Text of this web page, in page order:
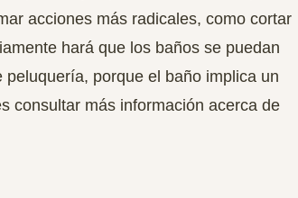
acciones más radicales, como cortar
hará que los baños se puedan
porque el baño implica un
consultar más información acerca de